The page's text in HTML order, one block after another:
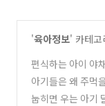
'육아정보' 카테고
편식하는 아이 야
아기들은 왜 주먹
눕히면 우는 아기